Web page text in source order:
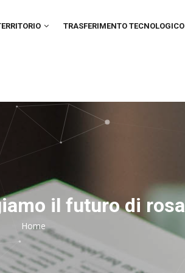
TRASFERIMENTO TECNOLOGICO
il futuro di rosa
Breadcrumb
Home